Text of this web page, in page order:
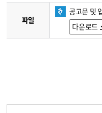
파일
공고문 및
다운로드